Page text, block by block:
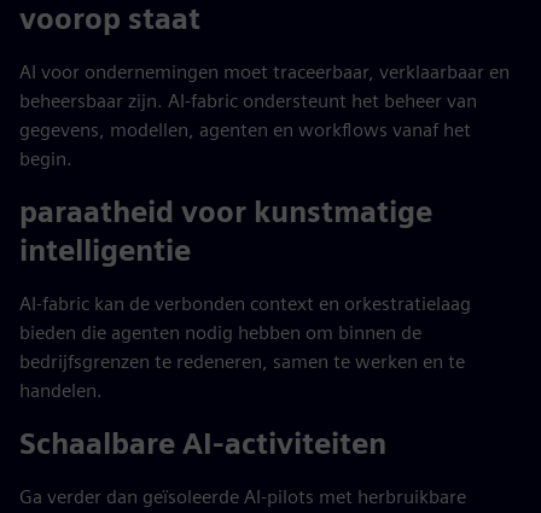
voorop staat
AI voor ondernemingen moet traceerbaar, verklaarbaar en
beheersbaar zijn. AI-fabric ondersteunt het beheer van
gegevens, modellen, agenten en workflows vanaf het
begin.
paraatheid voor kunstmatige
intelligentie
AI-fabric kan de verbonden context en orkestratielaag
bieden die agenten nodig hebben om binnen de
bedrijfsgrenzen te redeneren, samen te werken en te
handelen.
Schaalbare AI-activiteiten
Ga verder dan geïsoleerde AI-pilots met herbruikbare